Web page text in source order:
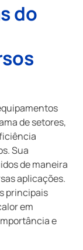
do
de setores,
Sua
de maneira
aplicações.
principais
em
e